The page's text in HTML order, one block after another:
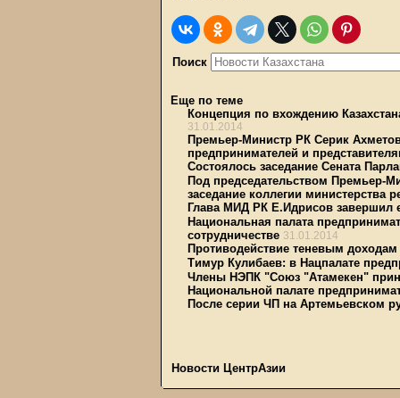
Поиск
Еще по теме
Концепция по вхождению
31.01.2014
Премьер-Министр РК Серик
предпринимателей и
Состоялось заседание Сената
Под председательством Премьер-
заседание коллегии министерства
Глава МИД РК Е.Идрисов завершил
Национальная палата
сотрудничестве 31.01.2014
Противодействие теневым
Тимур Кулибаев: в Нацпалате
Члены НЭПК "Союз "Атамекен"
Национальной палате
После серии ЧП на Артемьевском
Новости ЦентрАзии